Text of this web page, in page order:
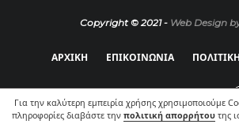
Για την καλύτερη εμπειρία χρήσης χρησιμοποιούμε
πληροφορίες διαβάστε την πολιτική απορρήτου της
Copyright © 2021 - Web Design
ΑΡΧΙΚΗ ΕΠΙΚΟΙΝΩΝΙΑ